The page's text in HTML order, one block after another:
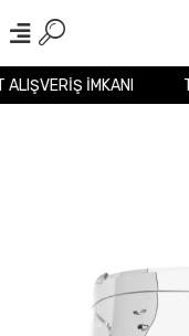
ALIŞVERİŞ İMKANI